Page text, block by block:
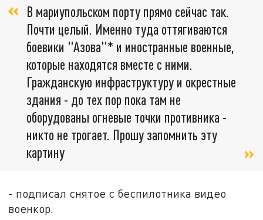
В мариупольском порту прямо сейчас так.
Почти целый. Именно туда оттягиваются
боевики "Азова"* и иностранные военные,
которые находятся вместе с ними.
Гражданскую инфраструктуру и окрестные
здания - до тех пор пока там не
оборудованы огневые точки противника -
никто не трогает. Прошу запомнить эту
картину
- подписал снятое с беспилотника видео
военкор.